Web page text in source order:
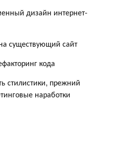
дизайн интернет-
существующий сайт
кода
стилистики, прежний
наработки